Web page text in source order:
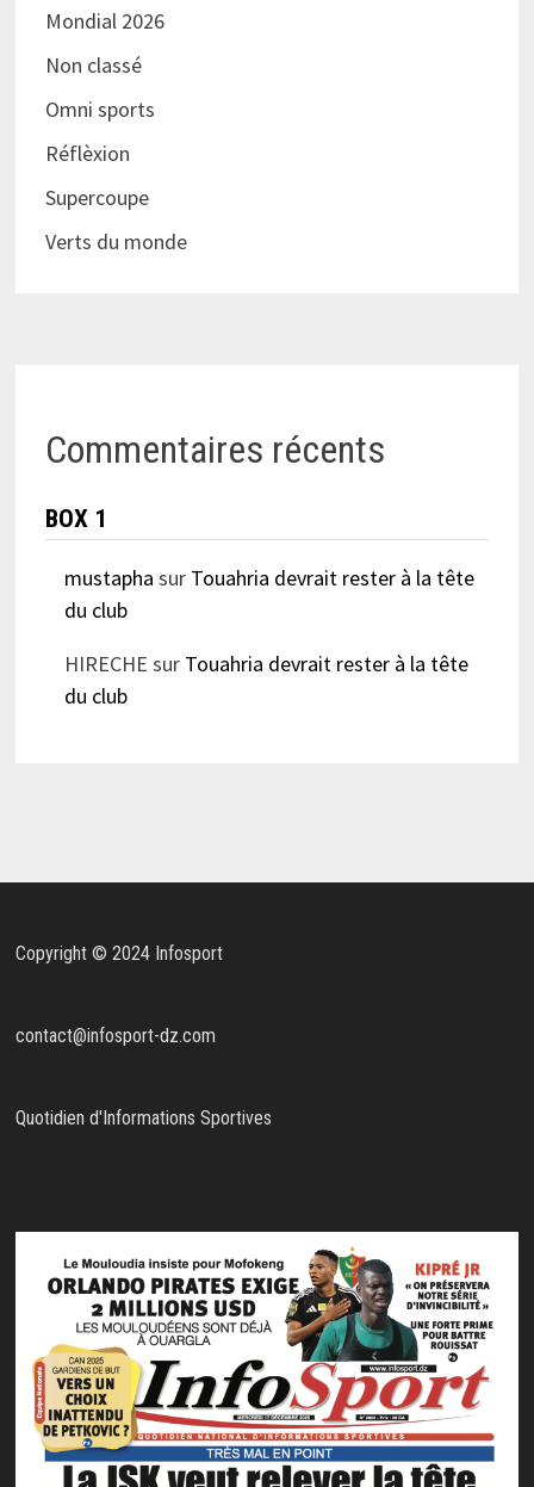
Mondial 2026
Non classé
Omni sports
Réflèxion
Supercoupe
Verts du monde
Commentaires récents
BOX 1
mustapha sur Touahria devrait rester à la tête
du club
HIRECHE sur Touahria devrait rester à la tête
du club
Copyright © 2024 Infosport
contact@infosport-dz.com
Quotidien d'Informations Sportives